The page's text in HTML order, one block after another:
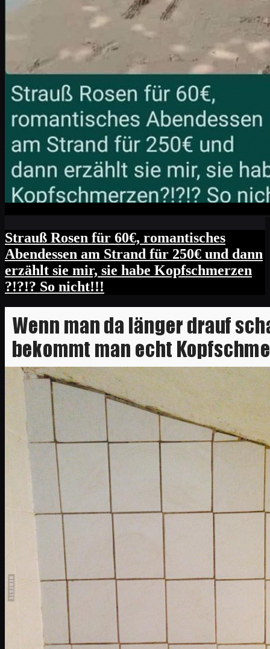
Strauß Rosen für 60€, romantisches
Abendessen am Strand für 250€ und dann
erzählt sie mir, sie habe Kopfschmerzen
?!?!? So nicht!!!